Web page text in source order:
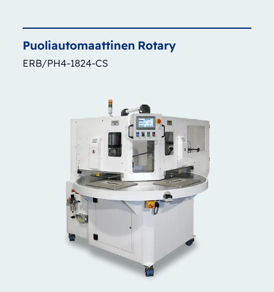
Puoliautomaattinen Rotary
ERB/PH4-1824-CS